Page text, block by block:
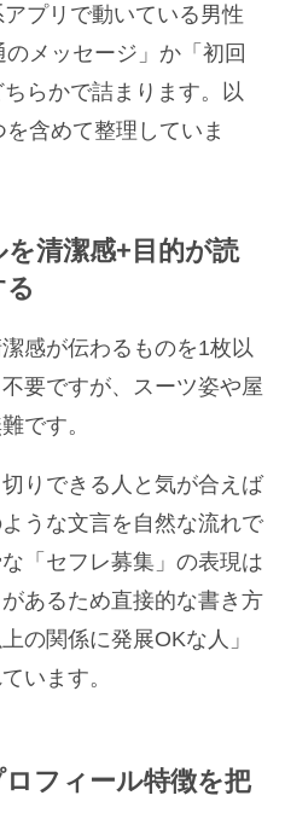
プリで動いている男性
メッセージ」か「初回
らかで詰まります。以
含めて整理していま
清潔感+目的が読
感が伝わるものを1枚以
要ですが、スーツ姿や屋
です。
りできる人と気が合えば
うな文言を自然な流れで
「セフレ募集」の表現は
あるため直接的な書き方
の関係に発展OKな人」
います。
フィール特徴を把